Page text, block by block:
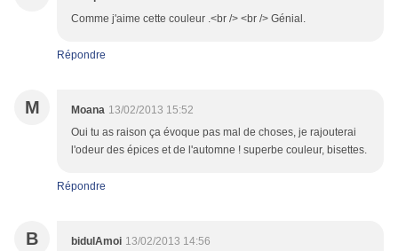
Comme j'aime cette couleur .<br /> <br /> Génial.
Répondre
M Moana 13/02/2013 15:52
Oui tu as raison ça évoque pas mal de choses, je rajouterai
l'odeur des épices et de l'automne ! superbe couleur, bisettes.
Répondre
B bidulAmoi 13/02/2013 14:56